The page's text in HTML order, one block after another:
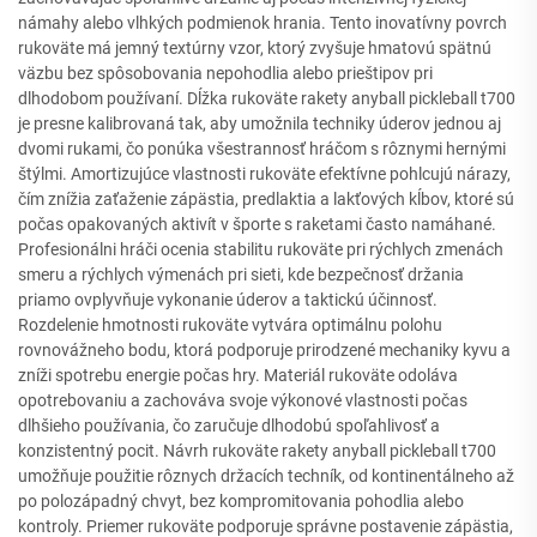
námahy alebo vlhkých podmienok hrania. Tento inovatívny povrch
rukoväte má jemný textúrny vzor, ktorý zvyšuje hmatovú spätnú
väzbu bez spôsobovania nepohodlia alebo prieštipov pri
dlhodobom používaní. Dĺžka rukoväte rakety anyball pickleball t700
je presne kalibrovaná tak, aby umožnila techniky úderov jednou aj
dvomi rukami, čo ponúka všestrannosť hráčom s rôznymi hernými
štýlmi. Amortizujúce vlastnosti rukoväte efektívne pohlcujú nárazy,
čím znížia zaťaženie zápästia, predlaktia a lakťových kĺbov, ktoré sú
počas opakovaných aktivít v športe s raketami často namáhané.
Profesionálni hráči ocenia stabilitu rukoväte pri rýchlych zmenách
smeru a rýchlych výmenách pri sieti, kde bezpečnosť držania
priamo ovplyvňuje vykonanie úderov a taktickú účinnosť.
Rozdelenie hmotnosti rukoväte vytvára optimálnu polohu
rovnovážneho bodu, ktorá podporuje prirodzené mechaniky kyvu a
zníži spotrebu energie počas hry. Materiál rukoväte odoláva
opotrebovaniu a zachováva svoje výkonové vlastnosti počas
dlhšieho používania, čo zaručuje dlhodobú spoľahlivosť a
konzistentný pocit. Návrh rukoväte rakety anyball pickleball t700
umožňuje použitie rôznych držacích techník, od kontinentálneho až
po polozápadný chvyt, bez kompromitovania pohodlia alebo
kontroly. Priemer rukoväte podporuje správne postavenie zápästia,